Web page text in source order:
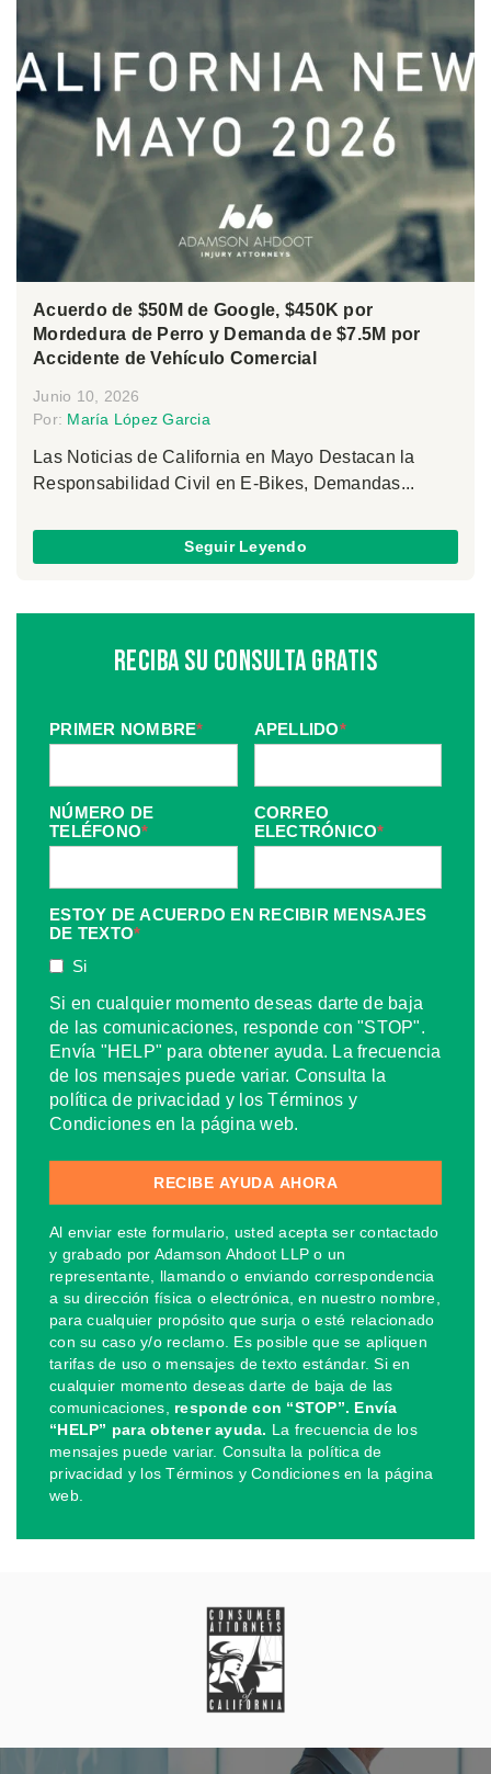
Acuerdo de $50M de Google, $450K por
Mordedura de Perro y Demanda de $7.5M por
Accidente de Vehículo Comercial
Junio 10, 2026
Por: María López Garcia
Las Noticias de California en Mayo Destacan la
Responsabilidad Civil en E-Bikes, Demandas...
Seguir Leyendo
Reciba Su Consulta Gratis
PRIMER NOMBRE* APELLIDO*
NÚMERO DE
TELÉFONO*
CORREO
ELECTRÓNICO*
ESTOY DE ACUERDO EN RECIBIR MENSAJES
DE TEXTO*
Si
Si en cualquier momento deseas darte de baja
de las comunicaciones, responde con "STOP".
Envía "HELP" para obtener ayuda. La frecuencia
de los mensajes puede variar. Consulta la
política de privacidad y los Términos y
Condiciones en la página web.
Al enviar este formulario, usted acepta ser contactado
y grabado por Adamson Ahdoot LLP o un
representante, llamando o enviando correspondencia
a su dirección física o electrónica, en nuestro nombre,
para cualquier propósito que surja o esté relacionado
con su caso y/o reclamo. Es posible que se apliquen
tarifas de uso o mensajes de texto estándar. Si en
cualquier momento deseas darte de baja de las
comunicaciones, responde con “STOP”. Envía
“HELP” para obtener ayuda. La frecuencia de los
mensajes puede variar. Consulta la política de
privacidad y los Términos y Condiciones en la página
web.